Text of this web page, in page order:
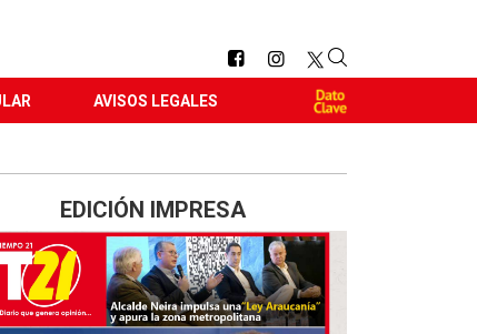
AVISOS LEGALES
EDICIÓN IMPRESA